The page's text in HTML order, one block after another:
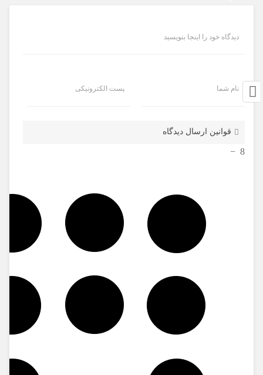
دیدگاه خود را اینجا بنویسید
نام شما پست الکترونیکی
قوانین ارسال دیدگاه
8
−